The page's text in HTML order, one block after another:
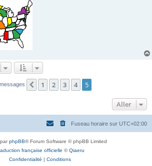
Précédent
1 2 3 4 5
Aller
Fuseau horaire sur UTC+02:00
phpBB® Forum Software © phpBB Limited
française officielle ©Qiaeru
Confidentialité | Conditions